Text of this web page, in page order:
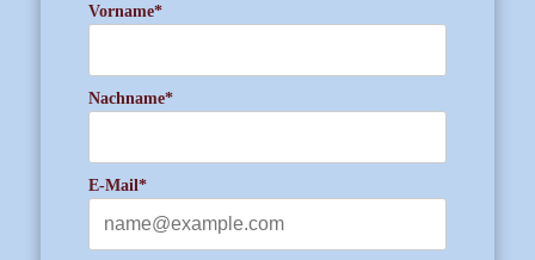
Vorname*
Nachname*
E-Mail*